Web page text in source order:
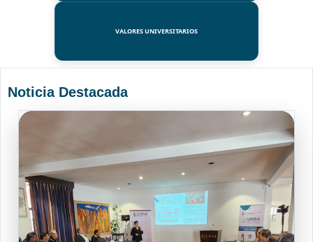
VALORES UNIVERSITARIOS
Noticia Destacada